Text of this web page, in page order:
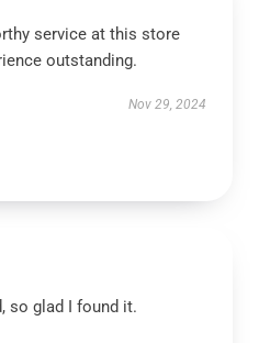
service at this store
outstanding.
Nov 29, 2024
so glad I found it.